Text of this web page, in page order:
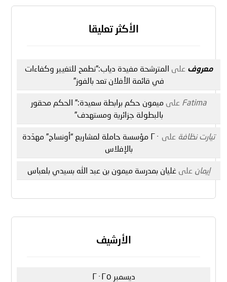
الأكثر تعليقا
معروف على المترشحة مفيدة دياب:”نطمح للتغيير وكفاءات
في قائمة الأفلان تعد بالفوز”
Fatima على ميمون حكم برابطة سعيدة:” الحكم محقور
بالبطولة جزائرية ومستهدف”
تيارت نظافة على
٢٠ مؤسسة حاملة لمشاريع “أونساج” مهدّدة
بالإفلاس
إيمان على غليان بمدرسة ميمون بن عبد الله بسيدي بلعباس
الأرشيف
ديسمبر ٢٠٢٥